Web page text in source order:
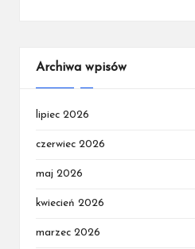
Archiwa wpisów
lipiec 2026
czerwiec 2026
maj 2026
kwiecień 2026
marzec 2026